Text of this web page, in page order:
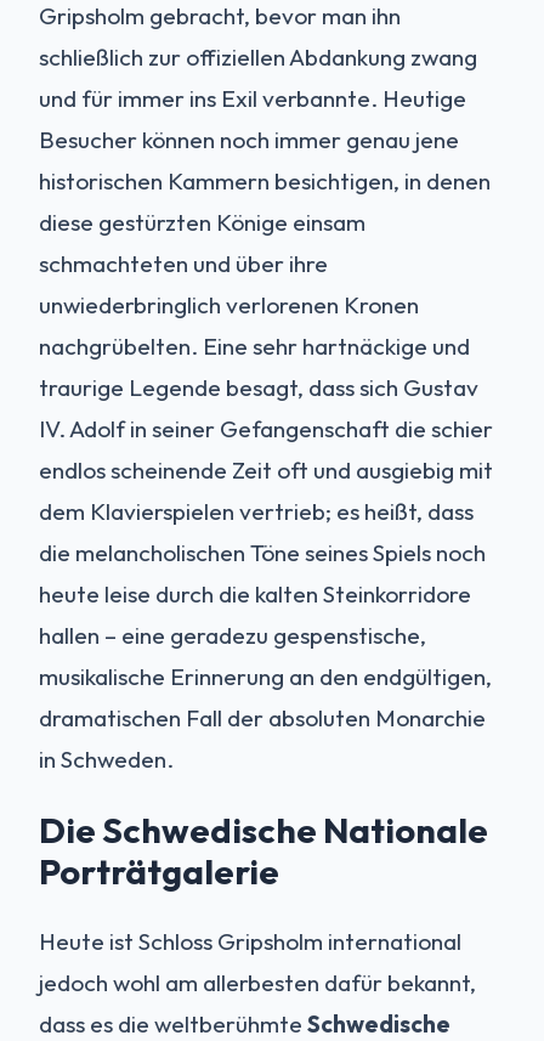
Gripsholm gebracht, bevor man ihn
schließlich zur offiziellen Abdankung zwang
und für immer ins Exil verbannte. Heutige
Besucher können noch immer genau jene
historischen Kammern besichtigen, in denen
diese gestürzten Könige einsam
schmachteten und über ihre
unwiederbringlich verlorenen Kronen
nachgrübelten. Eine sehr hartnäckige und
traurige Legende besagt, dass sich Gustav
IV. Adolf in seiner Gefangenschaft die schier
endlos scheinende Zeit oft und ausgiebig mit
dem Klavierspielen vertrieb; es heißt, dass
die melancholischen Töne seines Spiels noch
heute leise durch die kalten Steinkorridore
hallen – eine geradezu gespenstische,
musikalische Erinnerung an den endgültigen,
dramatischen Fall der absoluten Monarchie
in Schweden.
Die Schwedische Nationale
Porträtgalerie
Heute ist Schloss Gripsholm international
jedoch wohl am allerbesten dafür bekannt,
dass es die weltberühmte Schwedische